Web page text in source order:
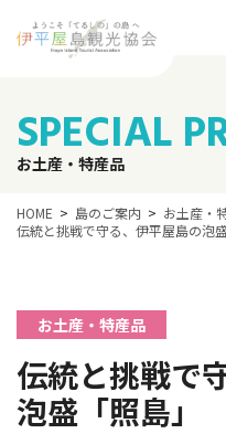
SPECIAL
お土産・特産品
HOME 島のご案内
お土産・
伝統と挑戦で守る、伊平屋島の泡盛
お土産・特産品
伝統と挑戦で
泡盛「照島」